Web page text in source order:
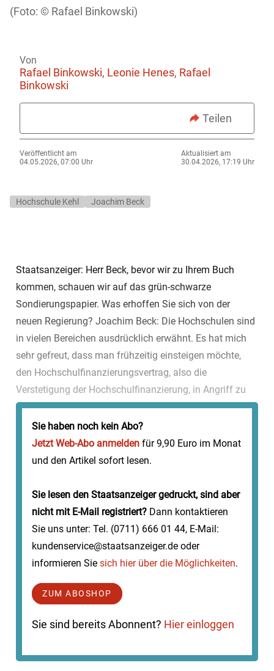
Rafael Binkowski)
Von
Rafael Binkowski, Leonie Henes, Rafael
Binkowski
Teilen
Veröffentlicht am
04.05.2026, 07:00 Uhr
Aktualisiert am
30.04.2026, 17:19 Uhr
Hochschule Kehl Joachim Beck
Staatsanzeiger: Herr Beck, bevor wir zu Ihrem Buch
kommen, schauen wir auf das grün-schwarze
Sondierungspapier. Was erhoffen Sie sich von der
neuen Regierung? Joachim Beck: Die Hochschulen sind
in vielen Bereichen ausdrücklich erwähnt. Es hat mich
sehr gefreut, dass man frühzeitig einsteigen möchte,
den Hochschulfinanzierungsvertrag, also die
Verstetigung der Hochschulfinanzierung, in Angriff zu
nehmen. Das halte ich für ein sehr wichtiges Signal. Ob
sich das monetär stark nach oben oder ...
Sie haben noch kein Abo?
Jetzt Web-Abo anmelden für 9,90 Euro im Monat
und den Artikel sofort lesen.
Sie lesen den Staatsanzeiger gedruckt, sind aber
nicht mit E-Mail registriert? Dann kontaktieren
Sie uns unter: Tel. (0711) 666 01 44, E-Mail:
kundenservice@staatsanzeiger.de oder
informieren Sie sich hier über die Möglichkeiten.
ZUM ABOSHOP
Sie sind bereits Abonnent? Hier einloggen